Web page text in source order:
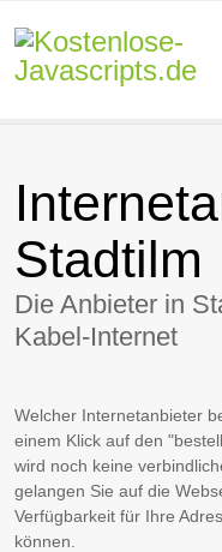
Stadtilm
Die Anbieter in
Kabel-Internet
Welcher Internetanbieter
einem Klick auf den
wird noch keine
gelangen Sie auf die
Verfügbarkeit für Ihre
können.